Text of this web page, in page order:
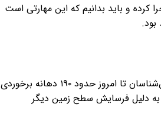
کرده و باید بدانیم که این مهارتی است
بااین‌وجود آثاری از گذشته پرهیاهوی کیهانی روی پوسته زمین ثبت‌شده و زمین‌شناسان تا امروز حدود ۱۹۰ دهانه برخوردی
به دلیل فرسایش سطح زمین دیگر